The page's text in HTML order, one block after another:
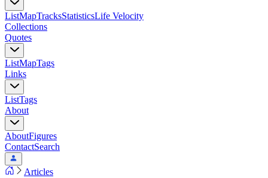
ListMapTracksStatisticsLife Velocity
Collections
Quotes
ListMapTags
Links
ListTags
About
AboutFigures
ContactSearch
Articles